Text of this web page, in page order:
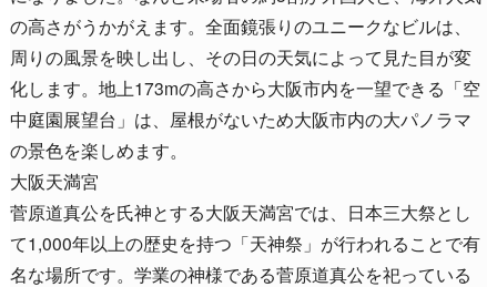
の高さがうかがえます。全面鏡張りのユニークなビルは、
周りの風景を映し出し、その日の天気によって見た目が変
化します。地上173mの高さから大阪市内を一望できる「空
中庭園展望台」は、屋根がないため大阪市内の大パノラマ
の景色を楽しめます。
大阪天満宮
菅原道真公を氏神とする大阪天満宮では、日本三大祭とし
て1,000年以上の歴史を持つ「天神祭」が行われることで有
名な場所です。学業の神様である菅原道真公を祀っている